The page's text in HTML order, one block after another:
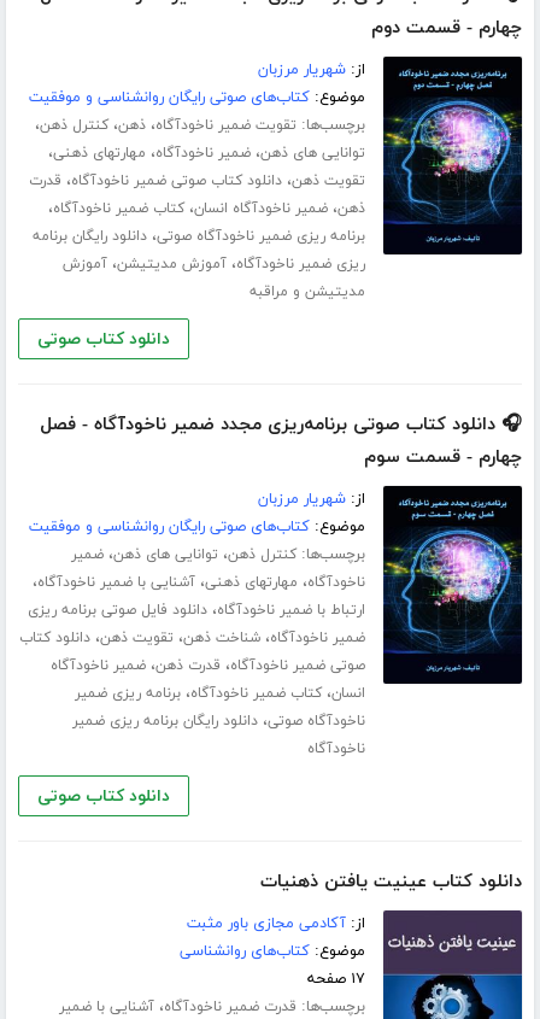
چهارم - قسمت دوم
از:شهریار مرزبان
موضوع:کتاب‌های صوتی رایگان روانشناسی و موفقیت
برچسب‌ها: تقویت ضمیر ناخودآگاه،ذهن،کنترل ذهن،
توانایی های ذهن،ضمیر ناخودآگاه، مهارت­های ذهنی،
تقویت ذهن،دانلود کتاب صوتی ضمیر ناخودآگاه، قدرت
ذهن،ضمیر ناخودآگاه انسان،کتاب ضمیر ناخودآگاه،
برنامه ریزی ضمیر ناخودآگاه صوتی،دانلود رایگان برنامه
ریزی ضمیر ناخودآگاه،آموزش مدیتیشن،آموزش
مدیتیشن و مراقبه
دانلود کتاب صوتی
🎧 دانلود کتاب صوتی برنامه‌ریزی مجدد ضمیر ناخودآگاه - فصل
چهارم - قسمت سوم
از:شهریار مرزبان
موضوع:کتاب‌های صوتی رایگان روانشناسی و موفقیت
برچسب‌ها:کنترل ذهن، توانایی های ذهن،ضمیر
ناخودآگاه، مهارت­های ذهنی،آشنایی با ضمیر ناخودآگاه،
ارتباط با ضمیر ناخودآگاه،دانلود فایل صوتی برنامه ریزی
ضمیر ناخودآگاه،شناخت ذهن، تقویت ذهن،دانلود کتاب
صوتی ضمیر ناخودآگاه، قدرت ذهن،ضمیر ناخودآگاه
انسان،کتاب ضمیر ناخودآگاه،برنامه ریزی ضمیر
ناخودآگاه صوتی،دانلود رایگان برنامه ریزی ضمیر
ناخودآگاه
دانلود کتاب صوتی
دانلود کتاب عینیت یافتن ذهنیات
از:آکادمی مجازی باور مثبت
موضوع:کتاب‌های روانشناسی
۱۷ صفحه
برچسب‌ها: قدرت ضمیر ناخودآگاه،آشنایی با ضمیر